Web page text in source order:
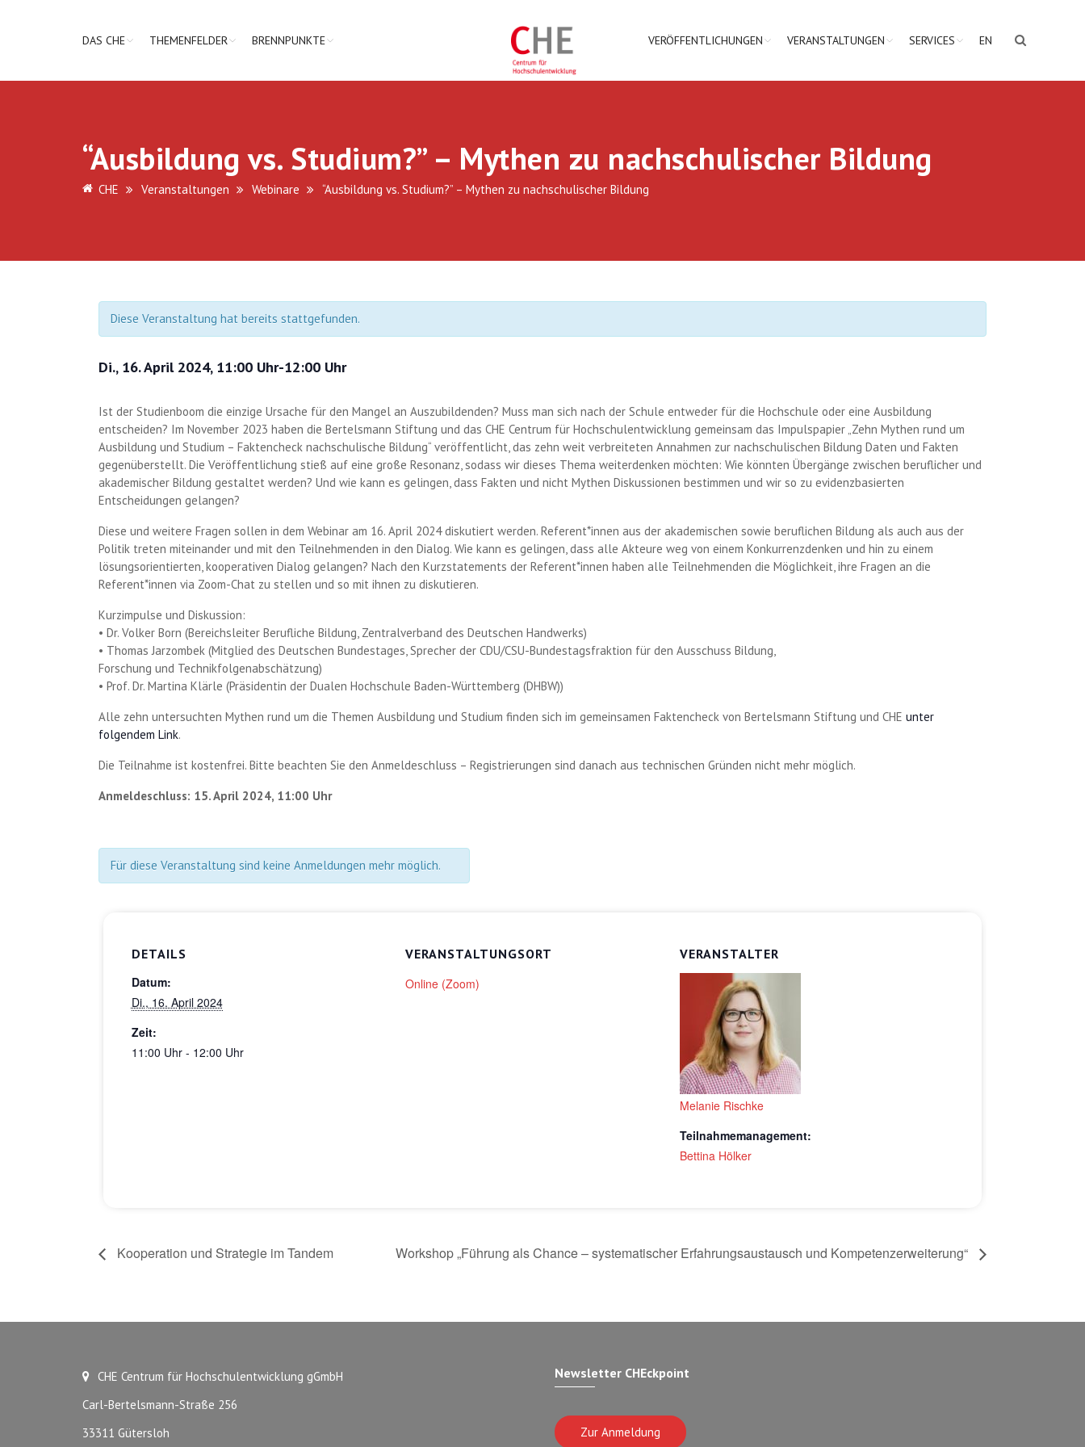
DAS CHE THEMENFELDER BRENNPUNKTE VERÖFFENTLICHUNGEN VERANSTALTUNGEN SERVICES EN
“Ausbildung vs. Studium?” – Mythen zu nachschulischer Bildung
CHE Veranstaltungen Webinare “Ausbildung vs. Studium?” – Mythen zu nachschulischer Bildung
Diese Veranstaltung hat bereits stattgefunden.
Di., 16. April 2024, 11:00 Uhr-12:00 Uhr
Ist der Studienboom die einzige Ursache für den Mangel an Auszubildenden? Muss man sich nach der Schule entweder für die Hochschule oder eine Ausbildung
entscheiden? Im November 2023 haben die Bertelsmann Stiftung und das CHE Centrum für Hochschulentwicklung gemeinsam das Impulspapier „Zehn Mythen rund um
Ausbildung und Studium – Faktencheck nachschulische Bildung“ veröffentlicht, das zehn weit verbreiteten Annahmen zur nachschulischen Bildung Daten und Fakten
gegenüberstellt. Die Veröffentlichung stieß auf eine große Resonanz, sodass wir dieses Thema weiterdenken möchten: Wie könnten Übergänge zwischen beruflicher und
akademischer Bildung gestaltet werden? Und wie kann es gelingen, dass Fakten und nicht Mythen Diskussionen bestimmen und wir so zu evidenzbasierten
Entscheidungen gelangen?
Diese und weitere Fragen sollen in dem Webinar am 16. April 2024 diskutiert werden. Referent*innen aus der akademischen sowie beruflichen Bildung als auch aus der
Politik treten miteinander und mit den Teilnehmenden in den Dialog. Wie kann es gelingen, dass alle Akteure weg von einem Konkurrenzdenken und hin zu einem
lösungsorientierten, kooperativen Dialog gelangen? Nach den Kurzstatements der Referent*innen haben alle Teilnehmenden die Möglichkeit, ihre Fragen an die
Referent*innen via Zoom-Chat zu stellen und so mit ihnen zu diskutieren.
Kurzimpulse und Diskussion:
• Dr. Volker Born (Bereichsleiter Berufliche Bildung, Zentralverband des Deutschen Handwerks)
• Thomas Jarzombek (Mitglied des Deutschen Bundestages, Sprecher der CDU/CSU-Bundestagsfraktion für den Ausschuss Bildung,
Forschung und Technikfolgenabschätzung)
• Prof. Dr. Martina Klärle (Präsidentin der Dualen Hochschule Baden-Württemberg (DHBW))
Alle zehn untersuchten Mythen rund um die Themen Ausbildung und Studium finden sich im gemeinsamen Faktencheck von Bertelsmann Stiftung und CHE unter
folgendem Link.
Die Teilnahme ist kostenfrei. Bitte beachten Sie den Anmeldeschluss – Registrierungen sind danach aus technischen Gründen nicht mehr möglich.
Anmeldeschluss: 15. April 2024, 11:00 Uhr
Für diese Veranstaltung sind keine Anmeldungen mehr möglich.
DETAILS
Datum:
Di., 16. April 2024
Zeit:
11:00 Uhr - 12:00 Uhr
VERANSTALTUNGSORT
Online (Zoom)
VERANSTALTER
Melanie Rischke
Teilnahmemanagement:
Bettina Hölker
Kooperation und Strategie im Tandem Workshop „Führung als Chance – systematischer Erfahrungsaustausch und Kompetenzerweiterung“
CHE Centrum für Hochschulentwicklung gGmbH
Carl-Bertelsmann-Straße 256
33311 Gütersloh
Newsletter CHEckpoint
Zur Anmeldung